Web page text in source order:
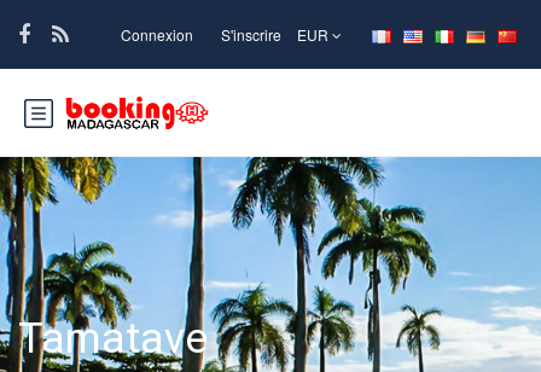
Connexion S'inscrire EUR
Tamatave